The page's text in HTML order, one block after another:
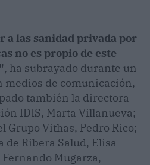
a las sanidad privada por
no es propio de este
, ha subrayado durante un
medios de comunicación,
también la directora
IDIS, Marta Villanueva;
Grupo Vithas, Pedro Rico;
de Ribera Salud, Elisa
Mugarza,